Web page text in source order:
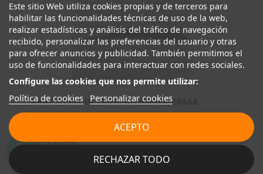
BRAZO LIMPIA TRASERO 608000284AA
ID:1549518
Este sitio Web utiliza cookies propias y de terceros para
habilitar las funcionalidades técnicas de uso de la web,
realizar estadísticas y análisis del tráfico de navegación
recibido, personalizar las preferencias del usuario y otras
para ofrecer anuncios y publicidad. También permitimos el
uso de funcionalidades para interactuar con redes sociales.
Configure las cookies que nos permite utilizar:
Política de cookies Personalizar cookies
RECHAZAR TODO
ACEPTO